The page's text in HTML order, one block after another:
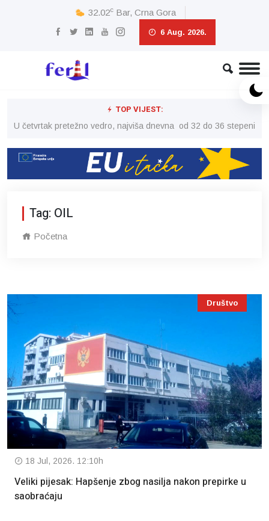
32.02c Bar, Crna Gora
6 Aug. 2026.
TOP VIJEST:
U četvrtak pretežno vedro, najviša dnevna od 32 do 36 stepeni
Tag: OIL
Početna
Društvo
18 Jul, 2026. 12:10h
Veliki pijesak: Hapšenje zbog nasilja nakon prepirke u
saobraćaju